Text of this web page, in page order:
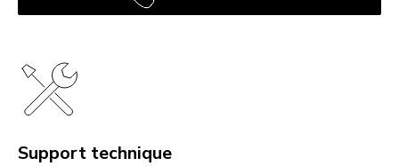
Support technique